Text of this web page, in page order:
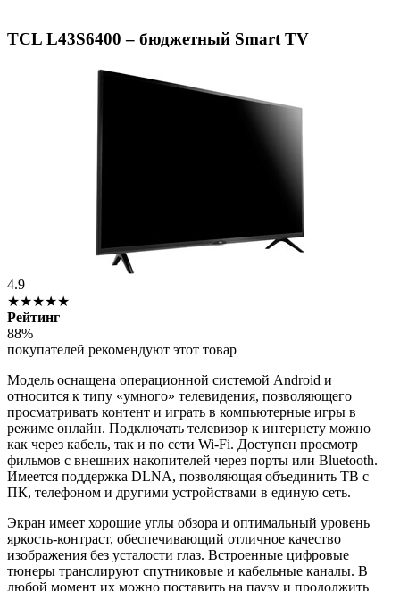
TCL L43S6400 – бюджетный Smart TV
4.9
★★★★★
Рейтинг
88%
покупателей рекомендуют этот товар
Модель оснащена операционной системой Android и
относится к типу «умного» телевидения, позволяющего
просматривать контент и играть в компьютерные игры в
режиме онлайн. Подключать телевизор к интернету можно
как через кабель, так и по сети Wi-Fi. Доступен просмотр
фильмов с внешних накопителей через порты или Bluetooth.
Имеется поддержка DLNA, позволяющая объединить ТВ с
ПК, телефоном и другими устройствами в единую сеть.
Экран имеет хорошие углы обзора и оптимальный уровень
яркость-контраст, обеспечивающий отличное качество
изображения без усталости глаз. Встроенные цифровые
тюнеры транслируют спутниковые и кабельные каналы. В
любой момент их можно поставить на паузу и продолжить